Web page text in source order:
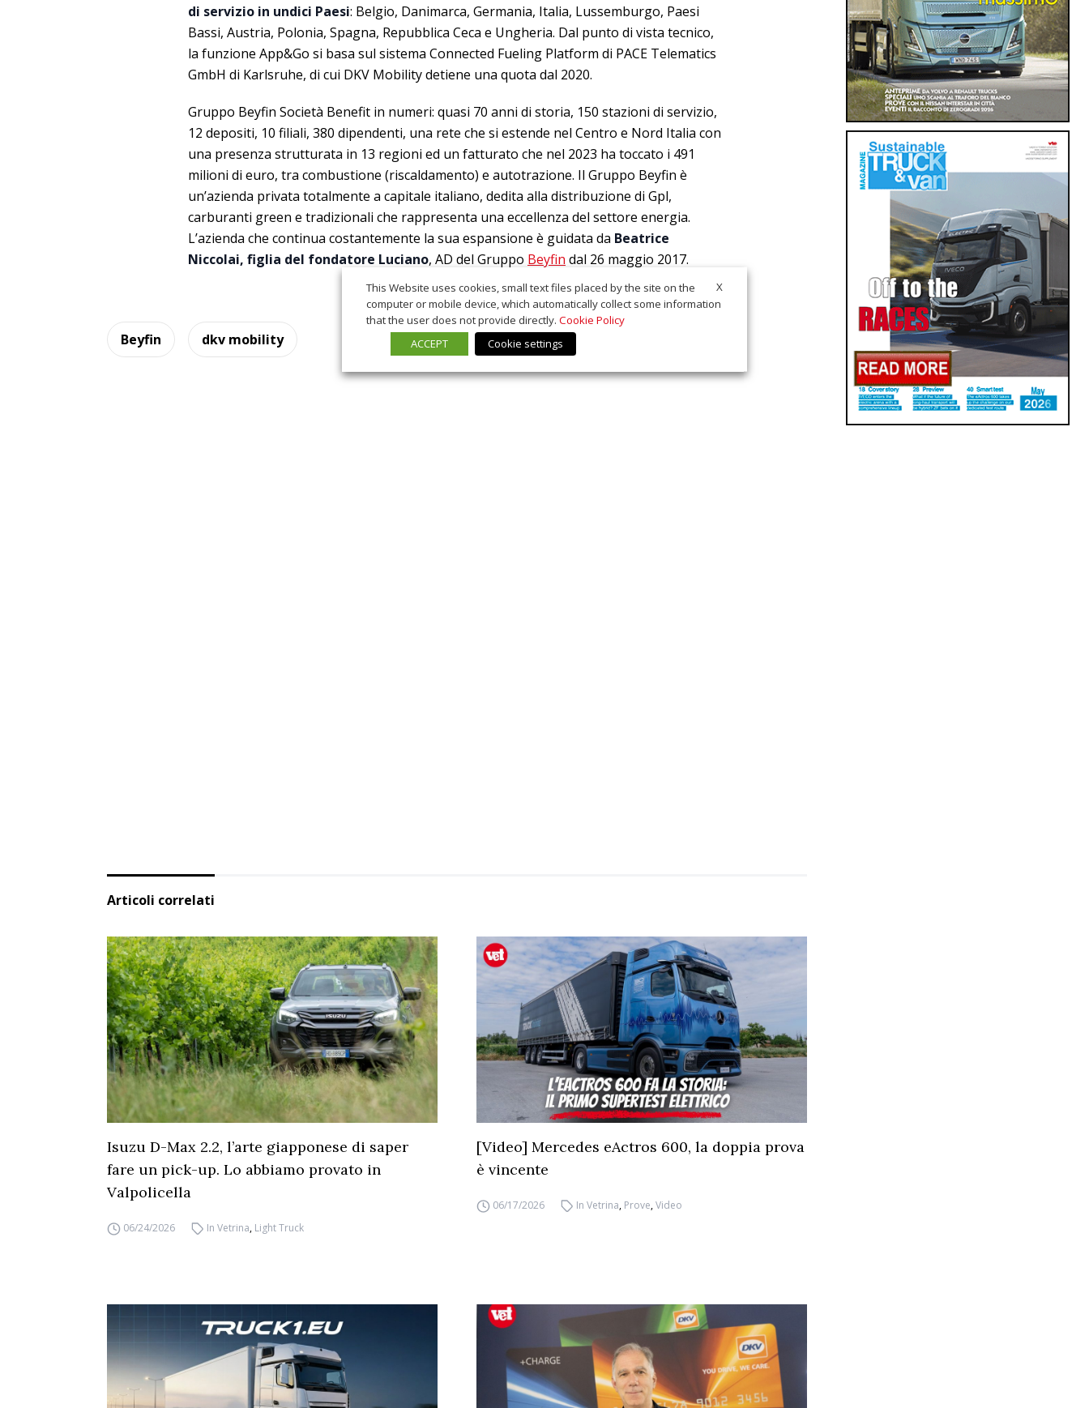
di servizio in undici Paesi: Belgio, Danimarca, Germania, Italia, Lussemburgo, Paesi
Bassi, Austria, Polonia, Spagna, Repubblica Ceca e Ungheria. Dal punto di vista tecnico,
la funzione App&Go si basa sul sistema Connected Fueling Platform di PACE Telematics
GmbH di Karlsruhe, di cui DKV Mobility detiene una quota dal 2020.
Gruppo Beyfin Società Benefit in numeri: quasi 70 anni di storia, 150 stazioni di servizio,
12 depositi, 10 filiali, 380 dipendenti, una rete che si estende nel Centro e Nord Italia con
una presenza strutturata in 13 regioni ed un fatturato che nel 2023 ha toccato i 491
milioni di euro, tra combustione (riscaldamento) e autotrazione. Il Gruppo Beyfin è
un’azienda privata totalmente a capitale italiano, dedita alla distribuzione di Gpl,
carburanti green e tradizionali che rappresenta una eccellenza del settore energia.
L’azienda che continua costantemente la sua espansione è guidata da Beatrice
Niccolai, figlia del fondatore Luciano, AD del Gruppo Beyfindal 26 maggio 2017.
Beyfin dkv mobility
Articoli correlati
Isuzu D-Max 2.2, l’arte giapponese di saper
fare un pick-up. Lo abbiamo provato in
Valpolicella
06/24/2026 In Vetrina, Light Truck
[Video] Mercedes eActros 600, la doppia prova
è vincente
06/17/2026 In Vetrina, Prove,Video
X
This Website uses cookies, small text files placed by the site on the
computer or mobile device, which automatically collect some information
that the user does not provide directly. Cookie Policy
ACCEPT
Cookie settings